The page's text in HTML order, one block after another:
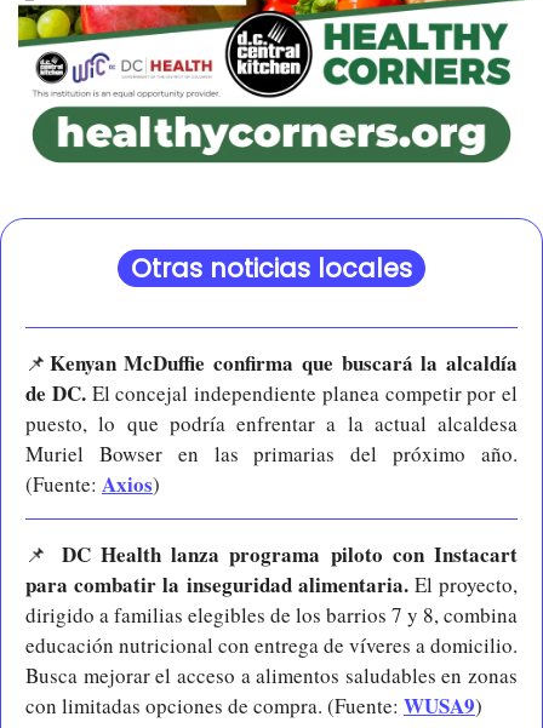
Otras noticias locales
📌 Kenyan McDuffie confirma que buscará la alcaldía
de DC. El concejal independiente planea competir por el
puesto, lo que podría enfrentar a la actual alcaldesa
Muriel Bowser en las primarias del próximo año.
(Fuente: Axios)
📌
DC Health lanza programa piloto con Instacart
para combatir la inseguridad alimentaria. El proyecto,
dirigido a familias elegibles de los barrios 7 y 8, combina
educación nutricional con entrega de víveres a domicilio.
Busca mejorar el acceso a alimentos saludables en zonas
con limitadas opciones de compra. (Fuente: WUSA9)